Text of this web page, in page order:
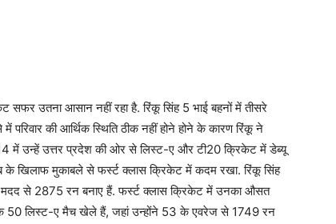
उतना आसान नहीं रहा है. रिंकू सिंह 5 भाई बहनों में तीसरे
की आर्थिक स्थिति ठीक नहीं होने होने के कारण रिंकू ने
में उन्हें उत्तर प्रदेश की ओर से लिस्ट-ए और टी20 क्रिकेट में डेब्यू
के खिलाफ मुकाबले से फर्स्ट क्लास क्रिकेट में कदम रखा. रिंकू सिंह
से 2875 रन बनाए हैं. फर्स्ट क्लास क्रिकेट में उनका औसत
50 लिस्ट-ए मैच खेले हैं, जहां उन्होंने 53 के एवरेज से 1749 रन